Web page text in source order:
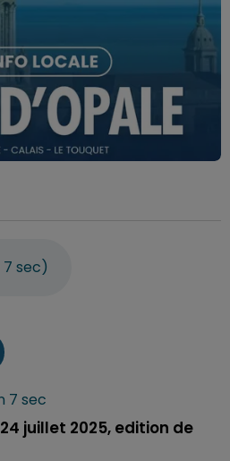
sec)
7 sec
juillet 2025, edition de